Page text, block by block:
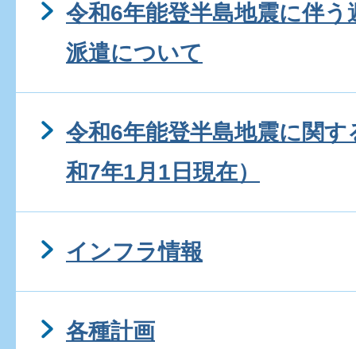
令和6年能登半島地震に伴
派遣について
令和6年能登半島地震に関
和7年1月1日現在）
インフラ情報
各種計画